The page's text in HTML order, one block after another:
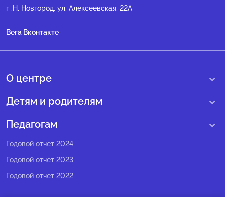
г .Н. Новгород, ул. Алексеевская, 22А
Вега Вконтакте
О центре
О нас
Структура регионального центра
Педагогический состав
Попечительский совет
Экспертный совет
Детям и родителям
Учебные интенсивные сборы
Педагогам
Программы Веги
Программы Сириус
Методические рекомендации
Годовой отчет 2024
Годовой отчет 2023
Годовой отчет 2022